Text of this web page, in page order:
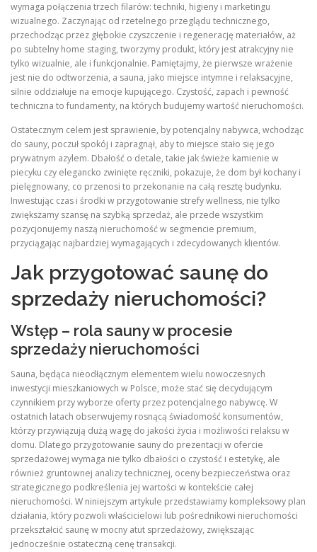
wymaga połączenia trzech filarów: techniki, higieny i marketingu
wizualnego. Zaczynając od rzetelnego przeglądu technicznego,
przechodząc przez głębokie czyszczenie i regenerację materiałów, aż
po subtelny home staging, tworzymy produkt, który jest atrakcyjny nie
tylko wizualnie, ale i funkcjonalnie. Pamiętajmy, że pierwsze wrażenie
jest nie do odtworzenia, a sauna, jako miejsce intymne i relaksacyjne,
silnie oddziałuje na emocje kupującego. Czystość, zapach i pewność
techniczna to fundamenty, na których budujemy wartość nieruchomości.
Ostatecznym celem jest sprawienie, by potencjalny nabywca, wchodząc
do sauny, poczuł spokój i zapragnął, aby to miejsce stało się jego
prywatnym azylem. Dbałość o detale, takie jak świeże kamienie w
piecyku czy elegancko zwinięte ręczniki, pokazuje, że dom był kochany i
pielęgnowany, co przenosi to przekonanie na całą resztę budynku.
Inwestując czas i środki w przygotowanie strefy wellness, nie tylko
zwiększamy szansę na szybką sprzedaż, ale przede wszystkim
pozycjonujemy naszą nieruchomość w segmencie premium,
przyciągając najbardziej wymagających i zdecydowanych klientów.
Jak przygotować saunę do
sprzedaży nieruchomości?
Wstęp – rola sauny w procesie
sprzedaży nieruchomości
Sauna, będąca nieodłącznym elementem wielu nowoczesnych
inwestycji mieszkaniowych w Polsce, może stać się decydującym
czynnikiem przy wyborze oferty przez potencjalnego nabywcę. W
ostatnich latach obserwujemy rosnącą świadomość konsumentów,
którzy przywiązują dużą wagę do jakości życia i możliwości relaksu w
domu. Dlatego przygotowanie sauny do prezentacji w ofercie
sprzedażowej wymaga nie tylko dbałości o czystość i estetykę, ale
również gruntownej analizy technicznej, oceny bezpieczeństwa oraz
strategicznego podkreślenia jej wartości w kontekście całej
nieruchomości. W niniejszym artykule przedstawiamy kompleksowy plan
działania, który pozwoli właścicielowi lub pośrednikowi nieruchomości
przekształcić saunę w mocny atut sprzedażowy, zwiększając
jednocześnie ostateczną cenę transakcji.